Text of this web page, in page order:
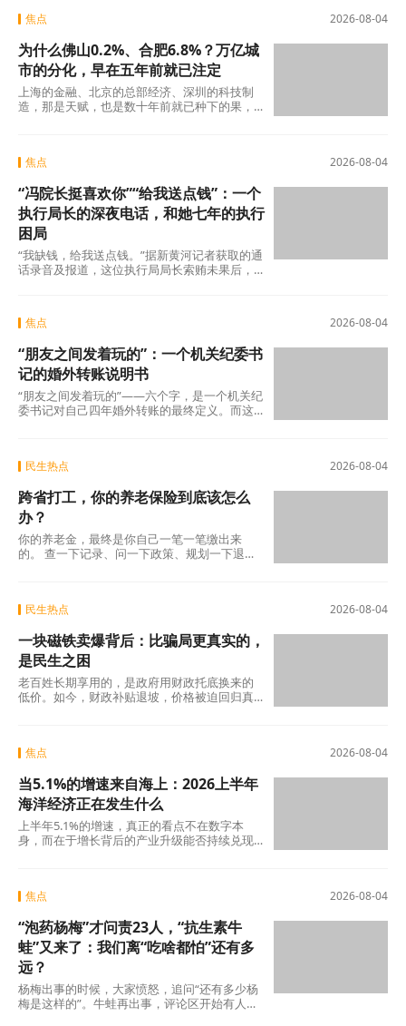
2026-08-04
焦点
为什么佛山0.2%、合肥6.8%？万亿城
市的分化，早在五年前就已注定
上海的金融、北京的总部经济、深圳的科技制
造，那是天赋，也是数十年前就已种下的果，
2026-08-04
焦点
“冯院长挺喜欢你”“给我送点钱”：一个
执行局长的深夜电话，和她七年的执行
困局
“我缺钱，给我送点钱。”据新黄河记者获取的通
话录音及报道，这位执行局局长索贿未果后，
2026-08-04
焦点
“朋友之间发着玩的”：一个机关纪委书
记的婚外转账说明书
“朋友之间发着玩的”——六个字，是一个机关纪
委书记对自己四年婚外转账的最终定义。而这
2026-08-04
民生热点
跨省打工，你的养老保险到底该怎么
办？
你的养老金，最终是你自己一笔一笔缴出来
的。 查一下记录、问一下政策、规划一下退休
2026-08-04
民生热点
一块磁铁卖爆背后：比骗局更真实的，
是民生之困
老百姓长期享用的，是政府用财政托底换来的
低价。如今，财政补贴退坡，价格被迫回归真
2026-08-04
焦点
当5.1%的增速来自海上：2026上半年
海洋经济正在发生什么
上半年5.1%的增速，真正的看点不在数字本
身，而在于增长背后的产业升级能否持续兑现
2026-08-04
焦点
“泡药杨梅”才问责23人，“抗生素牛
蛙”又来了：我们离“吃啥都怕”还有多
远？
杨梅出事的时候，大家愤怒，追问“还有多少杨
梅是这样的”。牛蛙再出事，评论区开始有人